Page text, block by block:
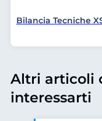
Bilancia Tecniche
Altri articoli
interessarti